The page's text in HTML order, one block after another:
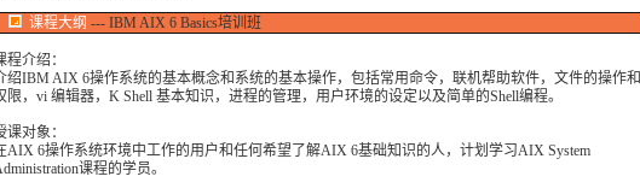
课程大纲 --- IBM AIX 6 Basics培训班
程介绍：
绍IBM AIX 6操作系统的基本概念和系统的基本操作，包括常用命令，联机帮助软件，文件的操作和
限，vi 编辑器，K Shell 基本知识，进程的管理，用户环境的设定以及简单的Shell编程。
课对象：
AIX 6操作系统环境中工作的用户和任何希望了解AIX 6基础知识的人，计划学习AIX System
课程的学员。